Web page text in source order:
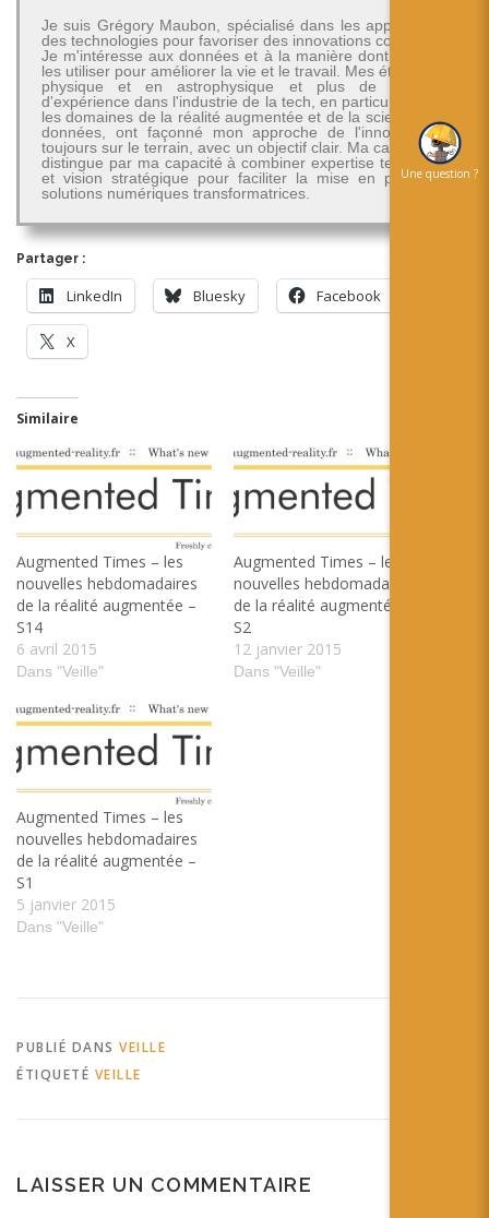
Je suis Grégory Maubon, spécialisé dans les applications
des technologies pour favoriser des innovations concrètes.
Je m'intéresse aux données et à la manière dont on peut
les utiliser pour améliorer la vie et le travail. Mes études en
physique et en astrophysique et plus de 30 ans
d'expérience dans l'industrie de la tech, en particulier dans
les domaines de la réalité augmentée et de la science des
données, ont façonné mon approche de l'innovation -
toujours sur le terrain, avec un objectif clair. Ma carrière se
distingue par ma capacité à combiner expertise technique
et vision stratégique pour faciliter la mise en place de
solutions numériques transformatrices.
Partager :
LinkedIn Bluesky Facebook
X
Similaire
Augmented Times – les
nouvelles hebdomadaires
de la réalité augmentée –
S14
6 avril 2015
Dans "Veille"
Augmented Times – les
nouvelles hebdomadaires
de la réalité augmentée –
S2
12 janvier 2015
Dans "Veille"
Augmented Times – les
nouvelles hebdomadaires
de la réalité augmentée –
S1
5 janvier 2015
Dans "Veille"
PUBLIÉ DANS VEILLE
ÉTIQUETÉ VEILLE
LAISSER UN COMMENTAIRE
Une question ?